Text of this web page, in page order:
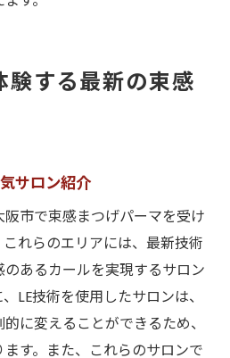
する最新の束感
サロン紹介
市で束感まつげパーマを受け
れらのエリアには、最新技術
あるカールを実現するサロン
LE技術を使用したサロンは、
に変えることができるため、
す。また、これらのサロンで